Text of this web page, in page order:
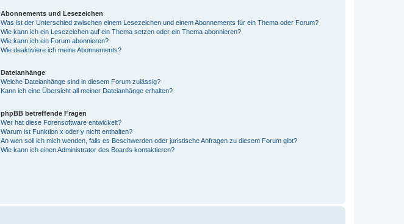
Abonnements und Lesezeichen
Was ist der Unterschied zwischen einem Lesezeichen und einem Abonnements für ein Thema oder Forum?
Wie kann ich ein Lesezeichen auf ein Thema setzen oder ein Thema abonnieren?
Wie kann ich ein Forum abonnieren?
Wie deaktiviere ich meine Abonnements?
Dateianhänge
Welche Dateianhänge sind in diesem Forum zulässig?
Kann ich eine Übersicht all meiner Dateianhänge erhalten?
phpBB betreffende Fragen
Wer hat diese Forensoftware entwickelt?
Warum ist Funktion x oder y nicht enthalten?
An wen soll ich mich wenden, falls es Beschwerden oder juristische Anfragen zu diesem Forum gibt?
Wie kann ich einen Administrator des Boards kontaktieren?